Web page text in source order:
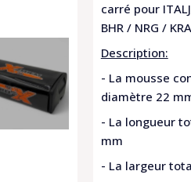
carré pour
BHR / NRG /
Description:
- La mousse
diamètre 22
- La longueur
mm
- La largeur